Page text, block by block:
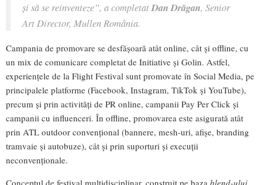
și să se reinventeze”, a completatDan Drăgan, Senior
Art Director, Mullen România.
Campania de promovare se desfășoară atât online, cât și offline, cu
un mix de comunicare completat de Initiative și Golin. Astfel,
experiențele de la Flight Festival sunt promovate în Social Media, pe
principalele platforme (Facebook, Instagram, TikTok și YouTube),
precum și prin activități de PR online, campanii Pay Per Click și
campanii cu influenceri. În offline, promovarea este asigurată atât
prin ATL outdoor convențional (bannere, mesh-uri, afișe, branding
tramvaie și autobuze), cât și prin suporturi și execuții
neconvenționale.
Conceptul de festival multidisciplinar, construit pe baza blend-ului